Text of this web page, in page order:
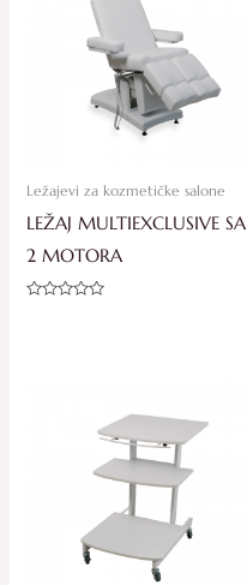
Ležajevi za kozmetičke salone
LEŽAJ MULTIEXCLUSIVE SA
2 MOTORA